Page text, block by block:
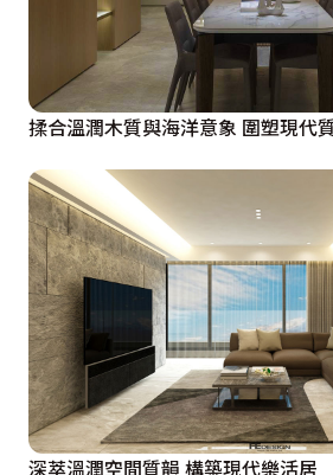
揉合溫潤木質與海洋意象 圍塑現代
深萃溫潤空間質韻 構築現代樂活居